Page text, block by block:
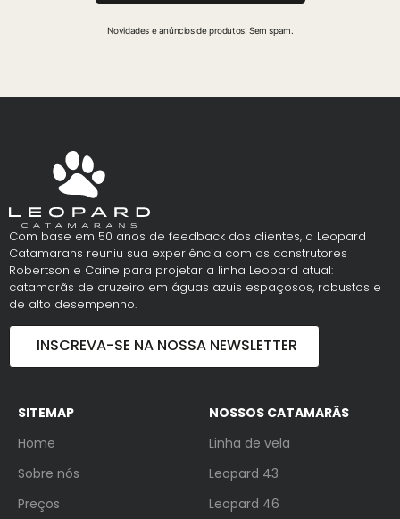
Novidades e anúncios de produtos. Sem spam.
Com base em 50 anos de feedback dos clientes, a Leopard
Catamarans reuniu sua experiência com os construtores
Robertson e Caine para projetar a linha Leopard atual:
catamarãs de cruzeiro em águas azuis espaçosos, robustos e
de alto desempenho.
INSCREVA-SE NA NOSSA NEWSLETTER
SITEMAP
Home
Sobre nós
Preços
NOSSOS CATAMARÃS
Linha de vela
Leopard 43
Leopard 46